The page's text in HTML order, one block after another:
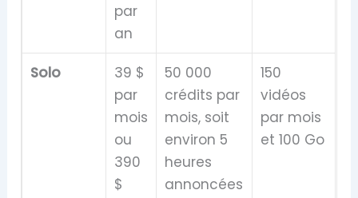
par
an
Solo
39 $
par
mois
ou
390
$
50 000
crédits par
mois, soit
environ 5
heures
annoncées
150
vidéos
par mois
et 100 Go